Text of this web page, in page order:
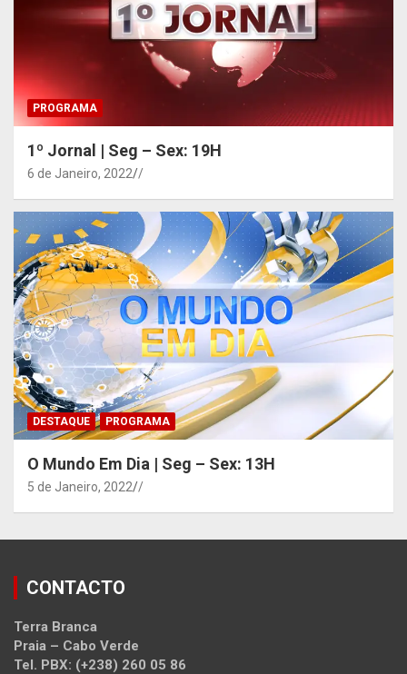
PROGRAMA
1º Jornal | Seg – Sex: 19H
6 de Janeiro, 2022 /
DESTAQUE PROGRAMA
O Mundo Em Dia | Seg – Sex: 13H
5 de Janeiro, 2022 /
CONTACTO
Terra Branca
Praia – Cabo Verde
Tel. PBX: (+238) 260 05 86